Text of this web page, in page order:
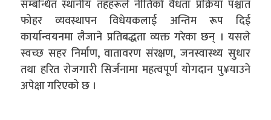
सम्बन्धित स्थानीय तहहरूले नीतिको वैधता प्रक्रिया पश्चात
फोहर व्यवस्थापन विधेयकलाई अन्तिम रूप दिई
कार्यान्वयनमा लैजाने प्रतिबद्धता व्यक्त गरेका छन् । यसले
स्वच्छ सहर निर्माण, वातावरण संरक्षण, जनस्वास्थ्य सुधार
तथा हरित रोजगारी सिर्जनामा महत्वपूर्ण योगदान पु¥याउने
अपेक्षा गरिएको छ ।